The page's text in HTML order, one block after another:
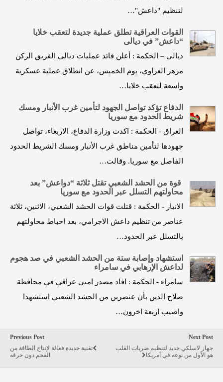
لتنظيم "داعش"…
القوات العراقية تطلق عملية جديدة لتعقب خلايا
“داعش” في ديالى
ديالى – الحكمة : أعلن قائد عمليات ديالى الفريق الركن
مزهر العزاوي، يوم الخميس، عن انطلاق عملية عسكرية
واسعة لتعقب خلايا…
الدفاع تؤكد تواصل الجهود لتأمين غرب الأنبار ومسك
شريط الحدود مع سوريا
العراق - الحكمة : اكدت وزارة الدفاع، الاربعاء، تواصل
جهودها لتأمين مناطق غرب الأنبار ومسك الشريط الحدود
الفاصل مع سوريا. وقالت…
قوة من الحشد الشعبي تقتل ثلاثة “دواعش” بعد
محاولتهم التسلل عبر الحدود مع سوريا
الانبار - الحكمة : قتلت قوات الحشد الشعبي، الاثنين، ثلاثة
عناصر من تنظيم داعش الاجرامي، بعد احباط محاولتهم
بالتسلل عبر الحدود…
استشهاد وإصابة ستة من الحشد الشعبي في صد هجوم
لداعش الإرهابي في سامراء
سامراء - الحكمة : افاد مصدر امني عراقي في محافظة
صلاح الدين بأن عنصرين من الحشد الشعبي استشهدا
واصيب اربعة اخرون…
Previous Post
تقنية جديدة فعالة لإنتاج الطاقة من
الفحم دون حرقه
Next Post
جهاز لاسلكي جديد لتنظيم ضربات القلب
هو الأول من نوعه في أمريكا